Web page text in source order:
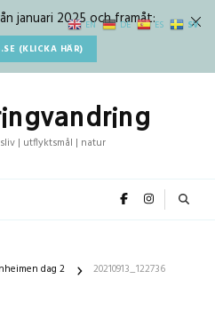
januari 2025 och framåt:
(KLICKA HÄR)
| utflyktsmål | natur
dag 2 20210913_122736
EN DE ES SV